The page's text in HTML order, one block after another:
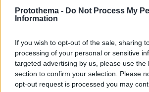
Protothema - Do Not Process My
Information
If you wish to opt-out of the sale, sharing
processing of your personal or sensitive
targeted advertising by us, please use the
section to confirm your selection. Please
opt-out request is processed you may